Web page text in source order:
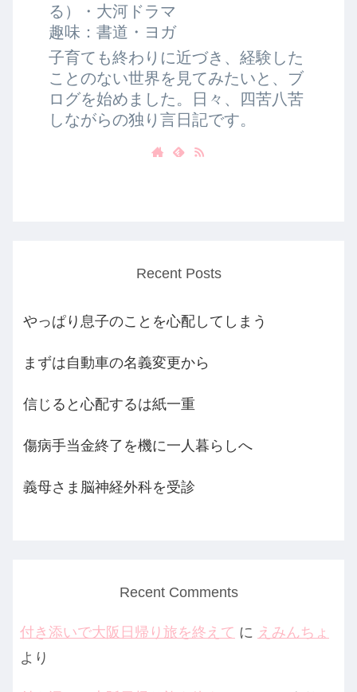
る）・大河ドラマ
趣味：書道・ヨガ
子育ても終わりに近づき、経験した
ことのない世界を見てみたいと、ブ
ログを始めました。日々、四苦八苦
しながらの独り言日記です。
Recent Posts
やっぱり息子のことを心配してしまう
まずは自動車の名義変更から
信じると心配するは紙一重
傷病手当金終了を機に一人暮らしへ
義母さま脳神経外科を受診
Recent Comments
付き添いで大阪日帰り旅を終えて に えみんちょ
より